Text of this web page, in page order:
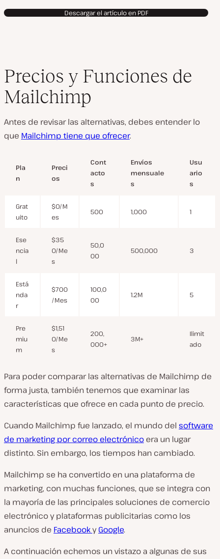
Descargar el artículo en PDF
Precios y Funciones de
Mailchimp
Antes de revisar las alternativas, debes entender lo
que Mailchimp tiene que ofrecer.
Pla
n
Preci
os
Cont
acto
s
Envíos
mensuale
s
Usu
ario
s
Grat
uito
$0/M
es
500 1,000 1
Ese
ncia
l
$35
0/Me
s
50,0
00
500,000 3
Está
nda
r
$700
/Mes
100,0
00
1.2M 5
Pre
miu
m
$1,51
0/Me
s
200,
000+
3M+
Ilimit
ado
Para poder comparar las alternativas de Mailchimp de
forma justa, también tenemos que examinar las
características que ofrece en cada punto de precio.
Cuando Mailchimp fue lanzado, el mundo del software
de marketing por correo electrónico era un lugar
distinto. Sin embargo, los tiempos han cambiado.
Mailchimp se ha convertido en una plataforma de
marketing, con muchas funciones, que se integra con
la mayoría de las principales soluciones de comercio
electrónico y plataformas publicitarias como los
anuncios de FacebookyGoogle.
A continuación echemos un vistazo a algunas de sus